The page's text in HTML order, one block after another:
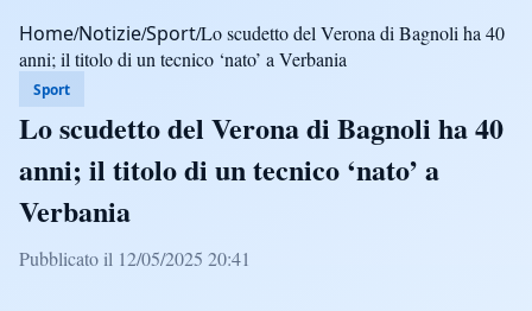
Home/Notizie/Sport/Lo scudetto del Verona di Bagnoli ha 40
anni; il titolo di un tecnico ‘nato’ a Verbania
Sport
Lo scudetto del Verona di Bagnoli ha 40
anni; il titolo di un tecnico ‘nato’ a
Verbania
Pubblicato il 12/05/2025 20:41